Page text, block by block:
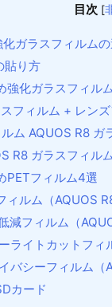
目次 [
ガラスフィルム
貼り方
強化ガラスフィル
フィルム + レン
ム AQUOS R8 ガ
R8 ガラスフィル
PETフィルム4選
ィルム（AQUOS
減フィルム（
ライトカットフィ
バシーフィルム（
カード